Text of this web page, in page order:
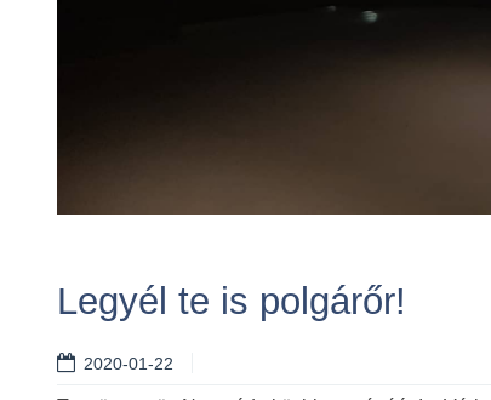
Legyél te is polgárőr!
2020-01-22